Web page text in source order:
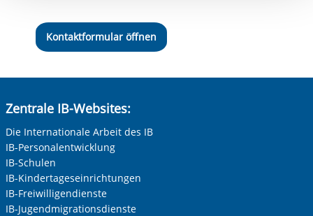
Kontaktformular öffnen
Zentrale IB-Websites:
Die Internationale Arbeit des IB
IB-Personalentwicklung
IB-Schulen
IB-Kindertageseinrichtungen
IB-Freiwilligendienste
IB-Jugendmigrationsdienste